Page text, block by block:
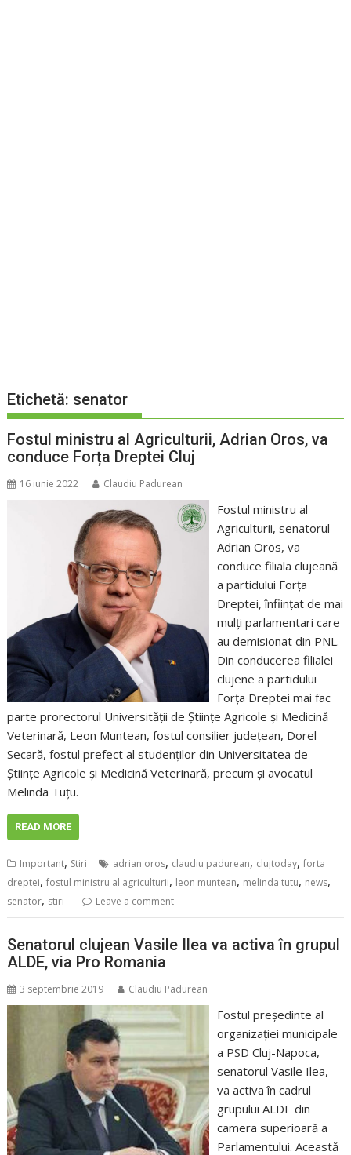
Etichetă: senator
Fostul ministru al Agriculturii, Adrian Oros, va
conduce Forța Dreptei Cluj
16 iunie 2022 Claudiu Padurean
Fostul ministru al
Agriculturii, senatorul
Adrian Oros, va
conduce filiala clujeană
a partidului Forța
Dreptei, înființat de mai
mulți parlamentari care
au demisionat din PNL.
Din conducerea filialei
clujene a partidului
Forța Dreptei mai fac
parte prorectorul Universității de Științe Agricole și Medicină
Veterinară, Leon Muntean, fostul consilier județean, Dorel
Secară, fostul prefect al studenților din Universitatea de
Științe Agricole și Medicină Veterinară, precum și avocatul
Melinda Tuțu.
READ MORE
Important, Stiri adrian oros, claudiu padurean, clujtoday,forta
dreptei,fostul ministru al agriculturii, leon muntean, melinda tutu, news,
senator, stiri Leave a comment
Senatorul clujean Vasile Ilea va activa în grupul
ALDE, via Pro Romania
3 septembrie 2019 Claudiu Padurean
Fostul preşedinte al
organizaţiei municipale
a PSD Cluj-Napoca,
senatorul Vasile Ilea,
va activa în cadrul
grupului ALDE din
camera superioară a
Parlamentului. Această